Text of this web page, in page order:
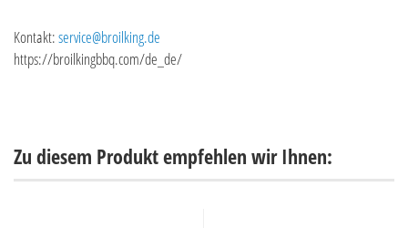
Kontakt:service@broilking.de
https://broilkingbbq.com/de_de/
Zu diesem Produkt empfehlen wir Ihnen: